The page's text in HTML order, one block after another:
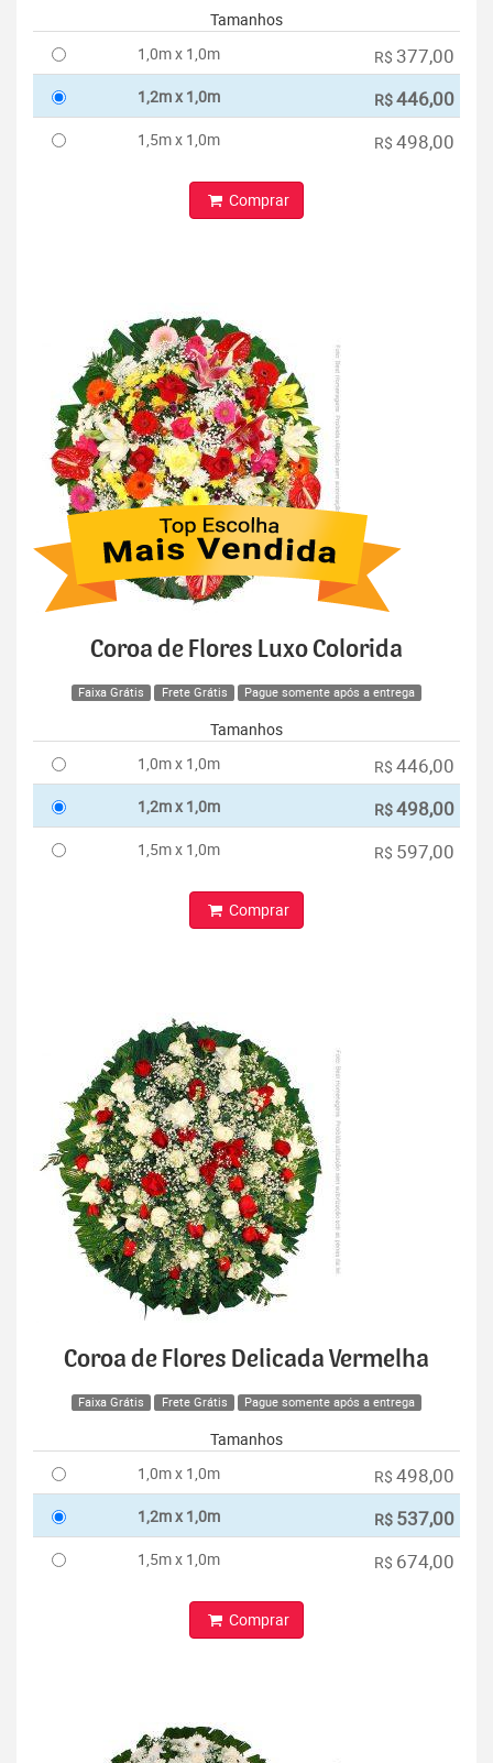
Tamanhos
1,0m x 1,0m
R$ 377,00
1,2m x 1,0m R$446,00
1,5m x 1,0m R$ 498,00
Comprar
Coroa de Flores Luxo Colorida
Faixa Grátis Frete Grátis Pague somente após a entrega
Tamanhos
1,0m x 1,0m
R$ 446,00
1,2m x 1,0m R$498,00
1,5m x 1,0m R$ 597,00
Comprar
Coroa de Flores Delicada Vermelha
Faixa Grátis Frete Grátis Pague somente após a entrega
Tamanhos
1,0m x 1,0m
R$ 498,00
1,2m x 1,0m R$ 537,00
1,5m x 1,0m R$ 674,00
Comprar